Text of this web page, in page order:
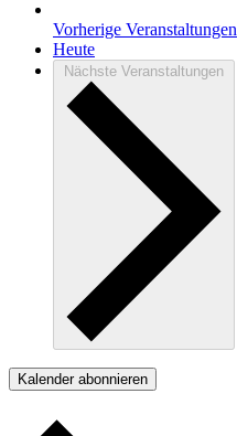
Vorherige Veranstaltungen
Heute
Nächste Veranstaltungen
Kalender abonnieren